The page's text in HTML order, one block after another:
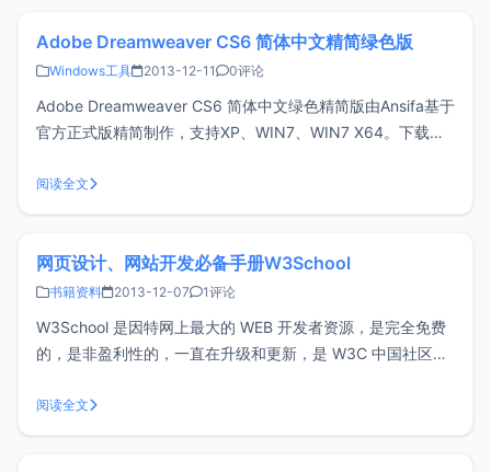
Adobe Dreamweaver CS6 简体中文精简绿色版
Windows工具 2013-12-11 0评论
Adobe Dreamweaver CS6 简体中文绿色精简版由Ansifa基于
官方正式版精简制作，支持XP、WIN7、WIN7 X64。下载解
输入序列号即为注册版。Adobe Dreamweaver CS6 网页设
计软件提供
阅读全文
网页设计、网站开发必备手册W3School
书籍资料 2013-12-07 1评论
W3School 是因特网上最大的 WEB 开发者资源，是完全免费
的，是非盈利性的，一直在升级和更新，是 W3C 中国社区成
手册参考手册涵盖了网站技术的方方面面。其中包括W3C的标
准技术：HTML、XHTML、CSS、XM
阅读全文